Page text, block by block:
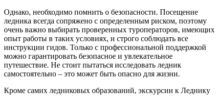
Однако, необходимо помнить о безопасности. Посещение
ледника всегда сопряжено с определенным риском, поэтому
очень важно выбирать проверенных туроператоров, имеющих
опыт работы в таких условиях, и строго соблюдать все
инструкции гидов. Только с профессиональной поддержкой
можно гарантировать безопасное и увлекательное
путешествие. Не стоит пытаться исследовать ледник
самостоятельно – это может быть опасно для жизни.
Кроме самих ледниковых образований, экскурсии к Леднику